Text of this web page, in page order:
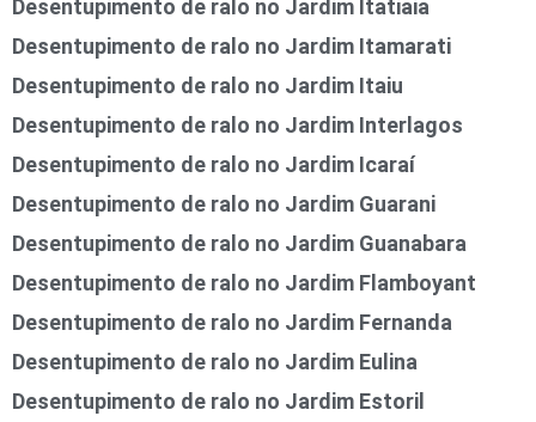
Desentupimento de ralo no Jardim Itatiaia
Desentupimento de ralo no Jardim Itamarati
Desentupimento de ralo no Jardim Itaiu
Desentupimento de ralo no Jardim Interlagos
Desentupimento de ralo no Jardim Icaraí
Desentupimento de ralo no Jardim Guarani
Desentupimento de ralo no Jardim Guanabara
Desentupimento de ralo no Jardim Flamboyant
Desentupimento de ralo no Jardim Fernanda
Desentupimento de ralo no Jardim Eulina
Desentupimento de ralo no Jardim Estoril